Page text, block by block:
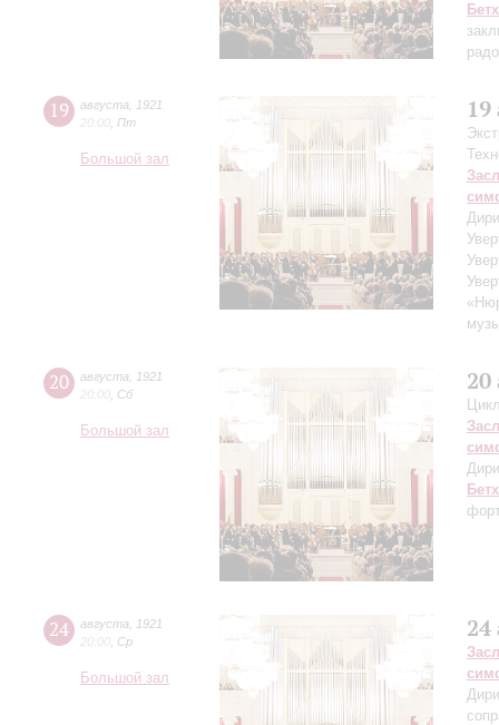
19 августа
1921
20:00 Пт
Большой зал
19
20 августа
1921
20:00 Сб
Большой зал
20
24 августа
1921
20:00 Ср
Большой зал
24